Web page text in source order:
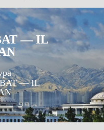
— IL
— IL